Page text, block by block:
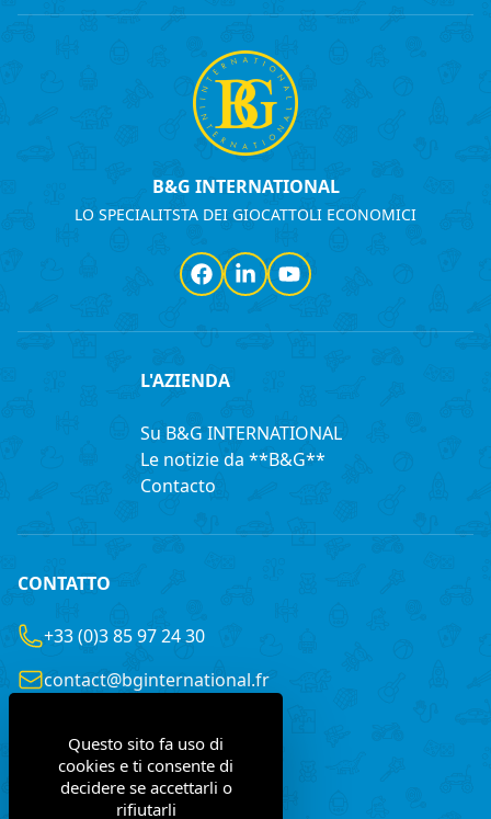
B&G INTERNATIONAL
LO SPECIALITSTA DEI GIOCATTOLI ECONOMICI
Facebook
LinkedInYouTube
L'AZIENDA
Su B&G INTERNATIONAL
Le notizie da **B&G**
Contacto
CONTATTO
+33 (0)3 85 97 24 30
contact@bginternational.fr
71100 Chalon-sur-Saône
Questo sito fa uso di
cookies e ti consente di
decidere se accettarli o
rifiutarli